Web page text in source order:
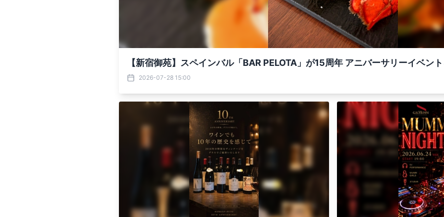
【新宿御苑】スペインバル「BAR PELOTA」が15周年 アニバーサリーイベン
2026-07-28 15:00